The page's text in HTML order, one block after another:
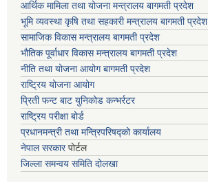
आर्थिक मामिला तथा योजना मन्त्रालय बागमती प्रदेश
भूमि व्यवस्था कृषि तथा सहकारी मन्त्रालय बागमती प्रदेश
सामाजिक विकास मन्त्रालय बागमती प्रदेश
भौतिक पूर्वाधार विकास मन्त्रालय बागमती प्रदेश
नीति तथा योजना आयोग बागमती प्रदेश
राष्ट्रिय योजना आयोग
प्रिती फन्ट बाट युनिकोड कन्भर्रटर
राष्ट्रिय परीक्षा बोर्ड
प्रधानमन्त्री तथा मन्त्रिपरिषद्को कार्यालय
नेपाल सरकारपोर्टल
जिल्ला समन्वय समिति दोलखा